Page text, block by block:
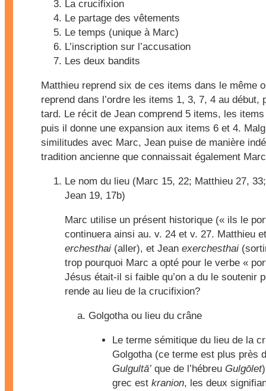
La crucifixion
Le partage des vêtements
Le temps (unique à Marc)
L’inscription sur l’accusation
Les deux bandits
Matthieu reprend six de ces items dans le même
reprend dans l’ordre les items 1, 3, 7, 4 au début,
tard. Le récit de Jean comprend 5 items, les
puis il donne une expansion aux items 6 et 4.
similitudes avec Marc, Jean puise de manière
tradition ancienne que connaissait également
Le nom du lieu (Marc 15, 22; Matthieu 27,
Jean 19, 17b)
Marc utilise un présent historique (« ils le
continuera ainsi au. v. 24 et v. 27. Matthieu
erchesthai (aller), et Jean exerchesthai
trop pourquoi Marc a opté pour le verbe «
Jésus était-il si faible qu’on a du le soutenir
rende au lieu de la crucifixion?
Golgothaou lieu du crâne
Le terme sémitique du lieu de la
Golgotha (ce terme est plus près
Gulgultā’ que de l’hébreu Gulgōlet
grec est kranion, les deux